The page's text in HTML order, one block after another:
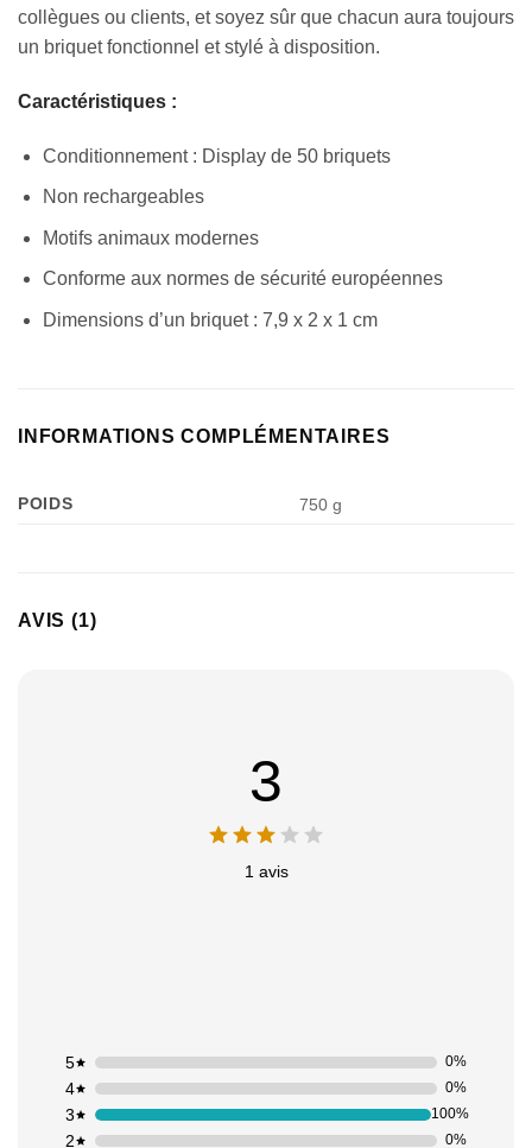
collègues ou clients, et soyez sûr que chacun aura toujours
un briquet fonctionnel et stylé à disposition.
Caractéristiques :
Conditionnement : Display de 50 briquets
Non rechargeables
Motifs animaux modernes
Conforme aux normes de sécurité européennes
Dimensions d’un briquet : 7,9 x 2 x 1 cm
INFORMATIONS COMPLÉMENTAIRES
POIDS 750 g
AVIS (1)
3
1 avis
2 0%
3 100%
4 0%
5 0%